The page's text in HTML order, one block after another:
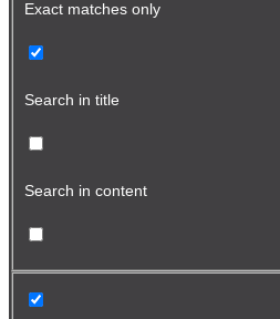
Exact matches only
Search in title
Search in content